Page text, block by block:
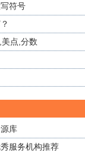
符号
点,分数
库
服务机构推荐